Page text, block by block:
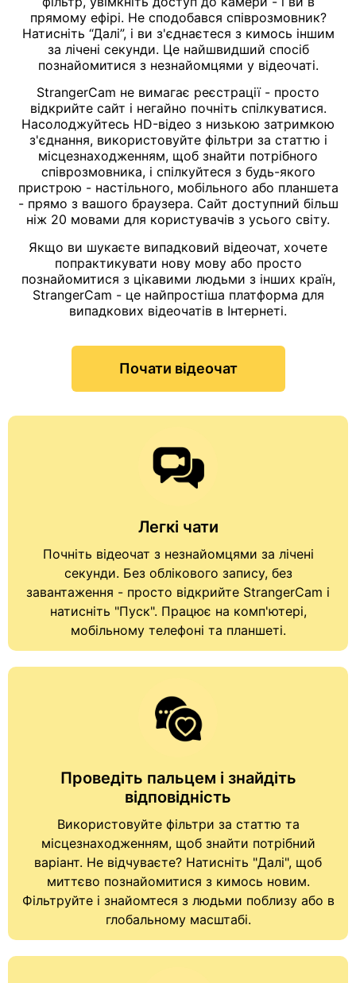
прямому ефірі. Не сподобався співрозмовник?
Натисніть “Далі”, і ви з'єднаєтеся з кимось іншим
за лічені секунди. Це найшвидший спосіб
познайомитися з незнайомцями у відеочаті.
StrangerCam не вимагає реєстрації - просто
відкрийте сайт і негайно почніть спілкуватися.
Насолоджуйтесь HD-відео з низькою затримкою
з'єднання, використовуйте фільтри за статтю і
місцезнаходженням, щоб знайти потрібного
співрозмовника, і спілкуйтеся з будь-якого
пристрою - настільного, мобільного або планшета
- прямо з вашого браузера. Сайт доступний більш
ніж 20 мовами для користувачів з усього світу.
Якщо ви шукаєте випадковий відеочат, хочете
попрактикувати нову мову або просто
познайомитися з цікавими людьми з інших країн,
StrangerCam - це найпростіша платформа для
випадкових відеочатів в Інтернеті.
Почати відеочат
Легкі чати
Почніть відеочат з незнайомцями за лічені
секунди. Без облікового запису, без
завантаження - просто відкрийте StrangerCam і
натисніть "Пуск". Працює на комп'ютері,
мобільному телефоні та планшеті.
Проведіть пальцем і знайдіть
відповідність
Використовуйте фільтри за статтю та
місцезнаходженням, щоб знайти потрібний
варіант. Не відчуваєте? Натисніть "Далі", щоб
миттєво познайомитися з кимось новим.
Фільтруйте і знайомтеся з людьми поблизу або в
глобальному масштабі.